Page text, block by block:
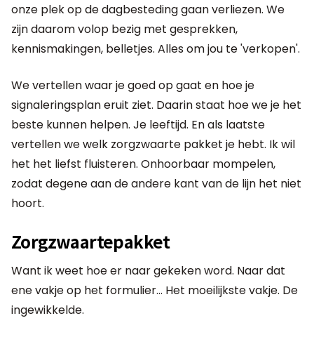
onze plek op de dagbesteding gaan verliezen. We
zijn daarom volop bezig met gesprekken,
kennismakingen, belletjes. Alles om jou te 'verkopen'.
We vertellen waar je goed op gaat en hoe je
signaleringsplan eruit ziet. Daarin staat hoe we je het
beste kunnen helpen. Je leeftijd. En als laatste
vertellen we welk zorgzwaarte pakket je hebt. Ik wil
het het liefst fluisteren. Onhoorbaar mompelen,
zodat degene aan de andere kant van de lijn het niet
hoort.
Zorgzwaartepakket
Want ik weet hoe er naar gekeken word. Naar dat
ene vakje op het formulier… Het moeilijkste vakje. De
ingewikkelde.